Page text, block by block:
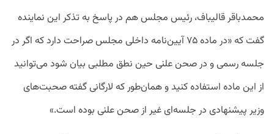
محمدباقر قالیباف، رئیس مجلس هم در پاسخ به تذکر این نماینده
گفت که «در ماده ۷۵ آیین‌نامه داخلی مجلس صراحت دارد که اگر در
جلسه رسمی و در صحن علنی حین نطق مطلبی بیان شود می‌توانید
از این ماده استفاده کنید و همان‌طور که لارگانی گفته صحبت‌های
وزیر پیشنهادی در جلسه‌ای غیر از صحن علنی بوده است.»